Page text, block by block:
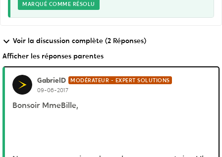
MARQUÉ COMME RÉSOLU
Voir la discussion complète (2 Réponses)
Afficher les réponses parentes
GabrielD MODÉRATEUR - EXPERT SOLUTIONS
09-06-2017
Bonsoir MmeBille,